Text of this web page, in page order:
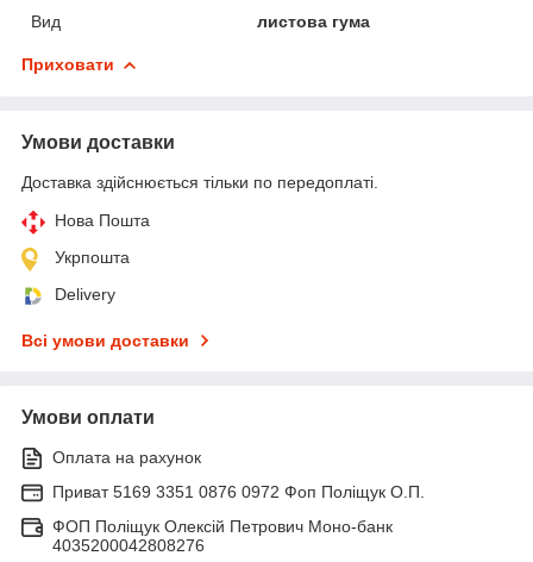
Вид
листова гума
Приховати
Умови доставки
Доставка здійснюється тільки по передоплаті.
Нова Пошта
Укрпошта
Delivery
Всі умови доставки
Умови оплати
Оплата на рахунок
Приват 5169 3351 0876 0972 Фоп Поліщук О.П.
ФОП Поліщук Олексій Петрович Моно-банк
4035200042808276